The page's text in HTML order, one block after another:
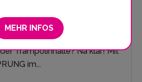
MEHR INFOS Berlin
Trampolinhalle? Na klar! Mit
im...